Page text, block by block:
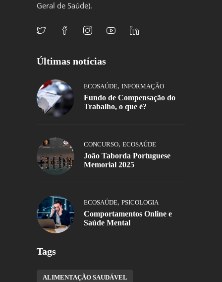
Geral de Saúde).
Últimas notícias
ECOSAÚDE, INFORMAÇÃO
Fundo de Compensação do
Trabalho, o que é?
CONCURSO, ECOSAÚDE
João Taborda Portuguese
Memorial 2025
ECOSAÚDE, PSICOLOGIA
Comportamentos Online e
Saúde Mental
Tags
ALIMENTAÇÃO SAUDÁVEL